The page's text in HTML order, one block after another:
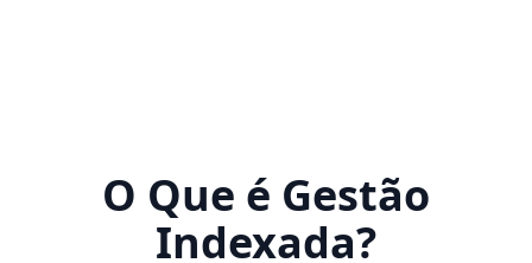
O Que é Gestão
Indexada?